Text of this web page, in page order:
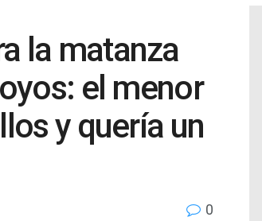
la matanza
el menor
y quería un
0